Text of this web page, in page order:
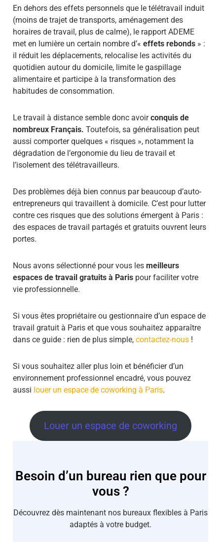
En dehors des effets personnels que le télétravail induit
(moins de trajet de transports, aménagement des
horaires de travail, plus de calme), le rapport ADEME
met en lumière un certain nombre d’« effets rebonds » :
il réduit les déplacements, relocalise les activités du
quotidien autour du domicile, limite le gaspillage
alimentaire et participe à la transformation des
habitudes de consommation.
Le travail à distance semble donc avoirconquis de
nombreux Français. Toutefois, sa généralisation peut
aussi comporter quelques « risques », notamment la
dégradation de l’ergonomie du lieu de travail et
l’isolement des télétravailleurs.
Des problèmes déjà bien connus par beaucoup d’auto-
entrepreneurs qui travaillent à domicile. C’est pour lutter
contre ces risques que des solutions émergent à Paris :
des espaces de travail partagés et gratuits ouvrent leurs
portes.
Nous avons sélectionné pour vous les meilleurs
espaces de travail gratuits à Paris pour faciliter votre
vie professionnelle.
Si vous êtes propriétaire ou gestionnaire d’un espace de
travail gratuit à Paris et que vous souhaitez apparaître
dans ce guide : rien de plus simple, contactez-nous !
Si vous souhaitez aller plus loin et bénéficier d’un
environnement professionnel encadré, vous pouvez
aussi louer un espace de coworking à Paris.
Louer un espace de coworking
Besoin d’un bureau rien que pour
vous ?
Découvrez dès maintenant nos bureaux flexibles à Paris
adaptés à votre budget.